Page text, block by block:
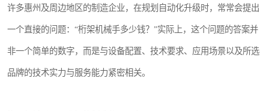
许多惠州及周边地区的制造企业，在规划自动化升级时，常常会提出
一个直接的问题：“桁架机械手多少钱？”实际上，这个问题的答案并
非一个简单的数字，而是与设备配置、技术要求、应用场景以及所选
品牌的技术实力与服务能力紧密相关。